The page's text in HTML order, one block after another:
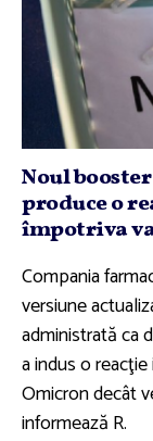
Noul
produce o
împotriva
Compania
versiune
administrată ca
a indus o
Omicron decât
informează R.